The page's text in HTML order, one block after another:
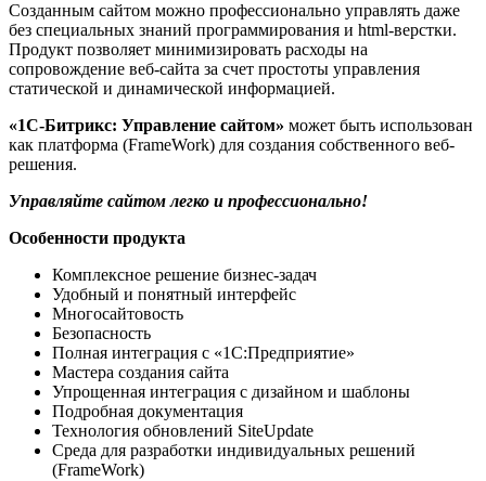
Созданным сайтом можно профессионально управлять даже
без специальных знаний программирования и html-верстки.
Продукт позволяет минимизировать расходы на
сопровождение веб-сайта за счет простоты управления
статической и динамической информацией.
«1С-Битрикс: Управление сайтом» может быть использован
как платформа (FrameWork) для создания собственного веб-
решения.
Управляйте сайтом легко и профессионально!
Особенности продукта
Комплексное решение бизнес-задач
Удобный и понятный интерфейс
Многосайтовость
Безопасность
Полная интеграция с «1С:Предприятие»
Мастера создания сайта
Упрощенная интеграция с дизайном и шаблоны
Подробная документация
Технология обновлений SiteUpdate
Среда для разработки индивидуальных решений
(FrameWork)